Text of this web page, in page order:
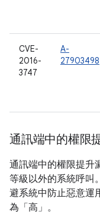
CVE-
2016-
3747
A-
27903498
通訊端中的權限
通訊端中的權限提升
等級以外的系統呼叫
避系統中防止惡意運
為「高」。